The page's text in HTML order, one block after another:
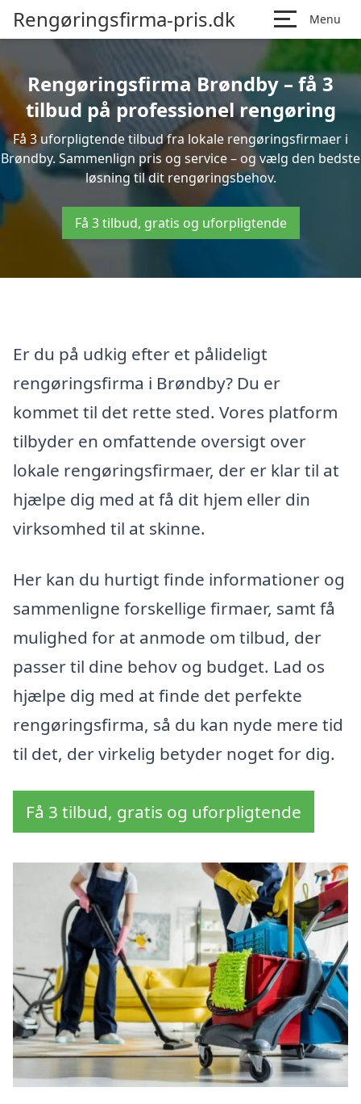
Rengøringsfirma-pris.dk Menu
Rengøringsfirma Brøndby – få 3
tilbud på professionel rengøring
Få 3 uforpligtende tilbud fra lokale rengøringsfirmaer i
Brøndby. Sammenlign pris og service – og vælg den bedste
løsning til dit rengøringsbehov.
Få 3 tilbud, gratis og uforpligtende
Er du på udkig efter et pålideligt
rengøringsfirma i Brøndby? Du er
kommet til det rette sted. Vores platform
tilbyder en omfattende oversigt over
lokale rengøringsfirmaer, der er klar til at
hjælpe dig med at få dit hjem eller din
virksomhed til at skinne.
Her kan du hurtigt finde informationer og
sammenligne forskellige firmaer, samt få
mulighed for at anmode om tilbud, der
passer til dine behov og budget. Lad os
hjælpe dig med at finde det perfekte
rengøringsfirma, så du kan nyde mere tid
til det, der virkelig betyder noget for dig.
Få 3 tilbud, gratis og uforpligtende